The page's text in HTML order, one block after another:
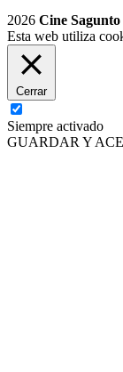
2026 Cine Sagunto
Esta web utiliza
Cerrar
Siempre activado
GUARDAR Y